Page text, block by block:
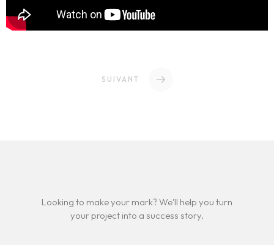
SUIVANT
Looking to make your mark? We'll help you turn
your project into a success story.